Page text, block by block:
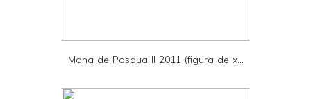
d
Mona de Pasqua II 2011 (figura de x...